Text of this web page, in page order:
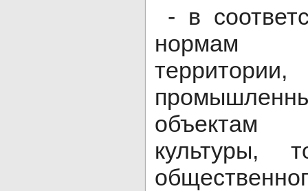
- в
нормам
объектам
культуры,